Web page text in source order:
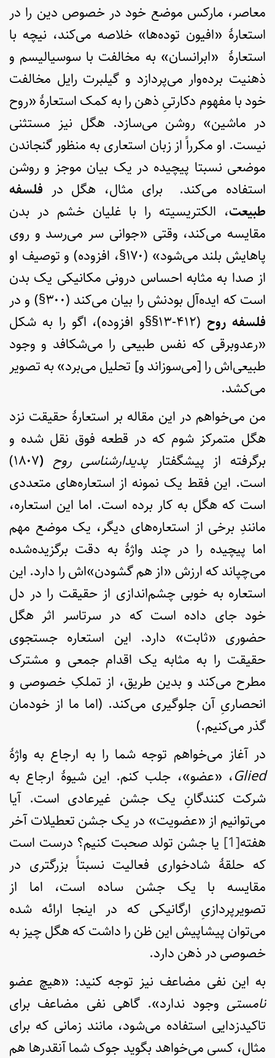
معاصر، مارکس موضع خود در خصوص دین را در
استعارۀ «افیون توده‌ها» خلاصه می‌کند، نیچه با
استعارۀ «ابرانسان» به مخالفت با سوسیالیسم و
ذهنیت برده‌وار می‌پردازد و گیلبرت رایل مخالفت
خود با مفهوم دکارتیِ ذهن را به کمک استعارۀ «روح
در ماشین» روشن می‌سازد. هگل نیز مستثنی
نیست. او مکرراً از زبان استعاری به منظور گنجاندن
موضعی نسبتا پیچیده در یک بیان موجز و روشن
استفاده می‌کند. برای مثال، هگل در فلسفه
طبیعت، الکتریسیته را با غلیان خشم در بدن
مقایسه می‌کند، وقتی «جوانی سر می‌رسد و روی
پاهایش بلند می‌شود» (۱۷۰§، افزوده) و توصیف او
از صدا به مثابه احساس درونی مکانیکی یک بدن
است که ایده‌آل بودنش را بیان می‌کند (۳۰۰§) و در
فلسفه روح
(۴۱۲-۱۳§§و افزوده)، اگو را به شکل
«رعدوبرقی که نفس طبیعی را می‌شکافد و وجود
طبیعی‌اش را [می‌سوزاند و] تحلیل می‌برد» به تصویر
می‌کشد.
من می‌خواهم در این مقاله بر استعارۀ حقیقت نزد
هگل متمرکز شوم که در قطعه فوق نقل شده و
برگرفته از پیشگفتار پدیدار‌شناسی روح (
۱۸۰۷)
است. این فقط یک نمونه از استعاره‌های متعددی
است که هگل به کار برده است. اما این استعاره،
مانندِ برخی از استعاره‌های دیگر، یک موضع مهم
اما پیچیده را در چند واژۀ به دقت برگزیده‌شده
می‌چپاند که ارزش «از هم گشودن»اش را دارد. این
استعاره به خوبی چشم‌اندازی از حقیقت را در دل
خود جای داده است که در سرتاسر اثر هگل
حضوری «ثابت» دارد. این استعاره جستجوی
حقیقت را به مثابه یک اقدام جمعی و مشترک
مطرح می‌کند و بدین طریق، از تملکِ خصوصی و
انحصاریِ آن جلوگیری می‌کند. (اما ما از خودمان
گذر می‌کنیم.)
در آغاز می‌خواهم توجه شما را به ارجاع به واژۀ
Glied، «عضو»، جلب کنم. این شیوۀ ارجاع به
شرکت کنندگانِ یک جشن غیرعادی است. آیا
می‌توانیم از «عضویت» در یک جشن تعطیلات آخر
هفته[1]
یا جشن تولد صحبت کنیم؟ درست است
که حلقۀ شادخواری فعالیت نسبتاً بزرگتری در
مقایسه با یک جشن ساده است، اما از
تصویرپردازیِ ارگانیکی که در اینجا ارائه شده
می‌توان پیشاپیش این ظن را داشت که هگل چیز به
خصوصی در ذهن دارد.
به این نفی مضاعف نیز توجه کنید: «هیچ عضو
نامستی وجود ندارد». گاهی نفی مضاعف برای
تاکیدزدایی استفاده می‌شود، مانند زمانی که برای
مثال، کسی می‌خواهد بگوید جوک شما آنقدرها هم